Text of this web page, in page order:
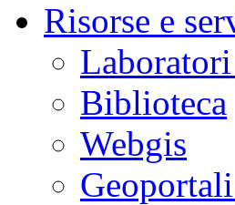
Risorse e
Biblioteca
Webgis